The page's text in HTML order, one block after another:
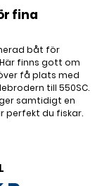
fina
båt för
finns gott om
få plats med
till 550SC.
samtidigt en
perfekt du fiskar.